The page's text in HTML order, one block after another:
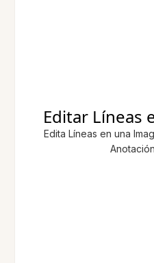
Editar Líneas
Edita Líneas en una